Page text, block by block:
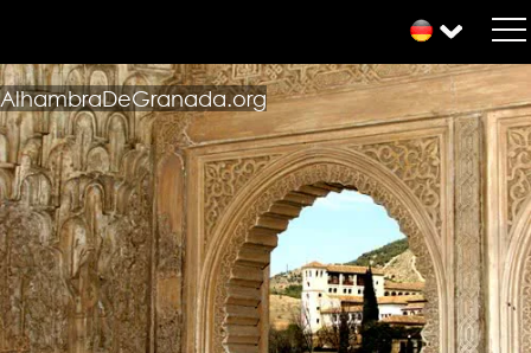
AlhambraDeGranada.org